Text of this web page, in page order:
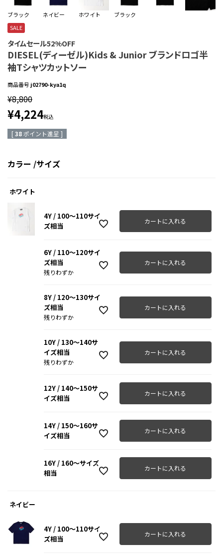
ブラック ネイビー ホワイト
ブラック
SALE
タイムセール52%OFF
DIESEL(ディーゼル)Kids & Junior ブランドロゴ半
袖Tシャツカットソー
商品番号 j02790-kya1q
¥8,800
¥4,224税込
[38ポイント進呈 ]
カラー サイズ
ホワイト
4Y / 100～110サイ
ズ相当
カートに入れる
6Y / 110～120サイ
ズ相当
残りわずか
カートに入れる
8Y / 120～130サイ
ズ相当
残りわずか
カートに入れる
10Y / 130～140サ
イズ相当
残りわずか
カートに入れる
12Y / 140～150サ
イズ相当
カートに入れる
14Y / 150～160サ
イズ相当
カートに入れる
16Y / 160～サイズ
相当
カートに入れる
ネイビー
4Y / 100～110サイ
ズ相当
カートに入れる